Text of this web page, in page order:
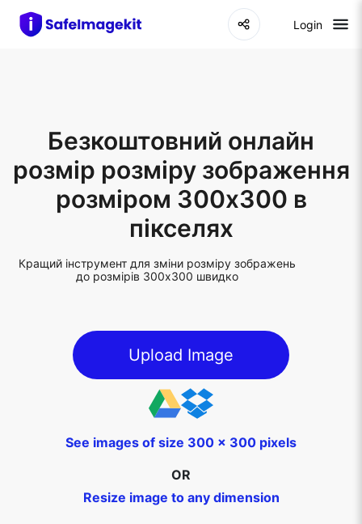
Login
Безкоштовний онлайн
розмір розміру зображення
розміром 300x300 в
пікселях
Кращий інструмент для зміни розміру зображень
до розмірів 300x300 швидко
Upload Image
See images of size 300 x 300 pixels
OR
Resize image to any dimension